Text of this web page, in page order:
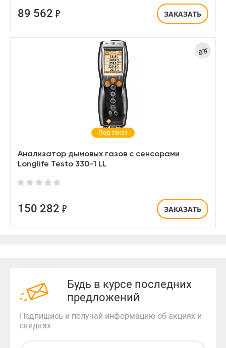
89 562 ЗАКАЗАТЬ
Под заказ
Анализатор дымовых газов с сенсорами
Longlife Testo 330-1 LL
150 282 ЗАКАЗАТЬ
Будь в курсе последних
предложений
Подпишись и получай информацию об акциях и
скидках